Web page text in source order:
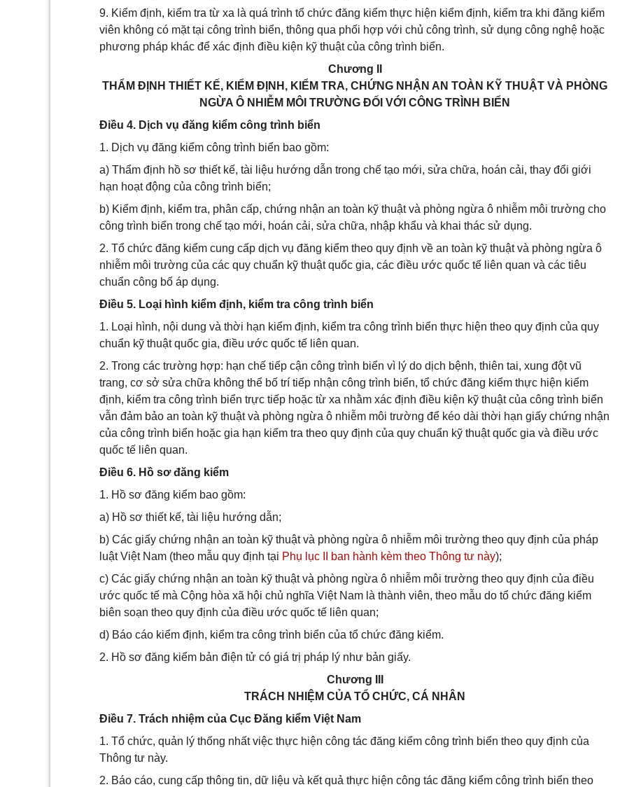
9. Kiểm định, kiểm tra từ xa là quá trình tổ chức đăng kiểm thực hiện kiểm định, kiểm tra khi đăng kiểm
viên không có mặt tại công trình biển, thông qua phối hợp với chủ công trình, sử dụng công nghệ hoặc
phương pháp khác để xác định điều kiện kỹ thuật của công trình biển.
Chương II
THẨM ĐỊNH THIẾT KẾ, KIỂM ĐỊNH, KIỂM TRA, CHỨNG NHẬN AN TOÀN KỸ THUẬT VÀ PHÒNG
NGỪA Ô NHIỄM MÔI TRƯỜNG ĐỐI VỚI CÔNG TRÌNH BIỂN
Điều 4. Dịch vụ đăng kiểm công trình biển
1. Dịch vụ đăng kiểm công trình biển bao gồm:
a) Thẩm định hồ sơ thiết kế, tài liệu hướng dẫn trong chế tạo mới, sửa chữa, hoán cải, thay đổi giới
hạn hoạt động của công trình biển;
b) Kiểm định, kiểm tra, phân cấp, chứng nhận an toàn kỹ thuật và phòng ngừa ô nhiễm môi trường cho
công trình biển trong chế tạo mới, hoán cải, sửa chữa, nhập khẩu và khai thác sử dụng.
2. Tổ chức đăng kiểm cung cấp dịch vụ đăng kiểm theo quy định về an toàn kỹ thuật và phòng ngừa ô
nhiễm môi trường của các quy chuẩn kỹ thuật quốc gia, các điều ước quốc tế liên quan và các tiêu
chuẩn công bố áp dụng.
Điều 5. Loại hình kiểm định, kiểm tra công trình biển
1. Loại hình, nội dung và thời hạn kiểm định, kiểm tra công trình biển thực hiện theo quy định của quy
chuẩn kỹ thuật quốc gia, điều ước quốc tế liên quan.
2. Trong các trường hợp: hạn chế tiếp cận công trình biển vì lý do dịch bệnh, thiên tai, xung đột vũ
trang, cơ sở sửa chữa không thể bố trí tiếp nhận công trình biển, tổ chức đăng kiểm thực hiện kiểm
định, kiểm tra công trình biển trực tiếp hoặc từ xa nhằm xác định điều kiện kỹ thuật của công trình biển
vẫn đảm bảo an toàn kỹ thuật và phòng ngừa ô nhiễm môi trường để kéo dài thời hạn giấy chứng nhận
của công trình biển hoặc gia hạn kiểm tra theo quy định của quy chuẩn kỹ thuật quốc gia và điều ước
quốc tế liên quan.
Điều 6. Hồ sơ đăng kiểm
1. Hồ sơ đăng kiểm bao gồm:
a) Hồ sơ thiết kế, tài liệu hướng dẫn;
b) Các giấy chứng nhận an toàn kỹ thuật và phòng ngừa ô nhiễm môi trường theo quy định của pháp
luật Việt Nam (theo mẫu quy định tại Phụ lục II ban hành kèm theo Thông tư này);
c) Các giấy chứng nhận an toàn kỹ thuật và phòng ngừa ô nhiễm môi trường theo quy định của điều
ước quốc tế mà Cộng hòa xã hội chủ nghĩa Việt Nam là thành viên, theo mẫu do tổ chức đăng kiểm
biên soạn theo quy định của điều ước quốc tế liên quan;
d) Báo cáo kiểm định, kiểm tra công trình biển của tổ chức đăng kiểm.
2. Hồ sơ đăng kiểm bản điện tử có giá trị pháp lý như bản giấy.
Chương III
TRÁCH NHIỆM CỦA TỔ CHỨC, CÁ NHÂN
Điều 7. Trách nhiệm của Cục Đăng kiểm Việt Nam
1. Tổ chức, quản lý thống nhất việc thực hiện công tác đăng kiểm công trình biển theo quy định của
Thông tư này.
2. Báo cáo, cung cấp thông tin, dữ liệu và kết quả thực hiện công tác đăng kiểm công trình biển theo